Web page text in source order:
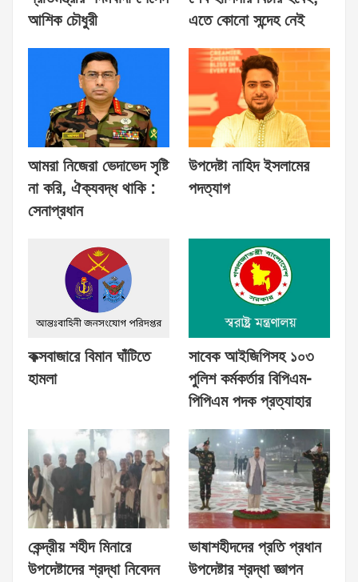
আশিক চৌধুরী
এতে কোনো সন্দেহ নেই
আমরা নিজেরা ভেদাভেদ সৃষ্টি
না করি, ঐক্যবদ্ধ থাকি :
সেনাপ্রধান
উপদেষ্টা নাহিদ ইসলামের
পদত্যাগ
কক্সবাজারে বিমান ঘাঁটিতে
হামলা
সাবেক আইজিপিসহ ১০৩
পুলিশ কর্মকর্তার বিপিএম-
পিপিএম পদক প্রত্যাহার
কেন্দ্রীয় শহীদ মিনারে
উপদেষ্টাদের শ্রদ্ধা নিবেদন
ভাষাশহীদদের প্রতি প্রধান
উপদেষ্টার শ্রদ্ধা জ্ঞাপন